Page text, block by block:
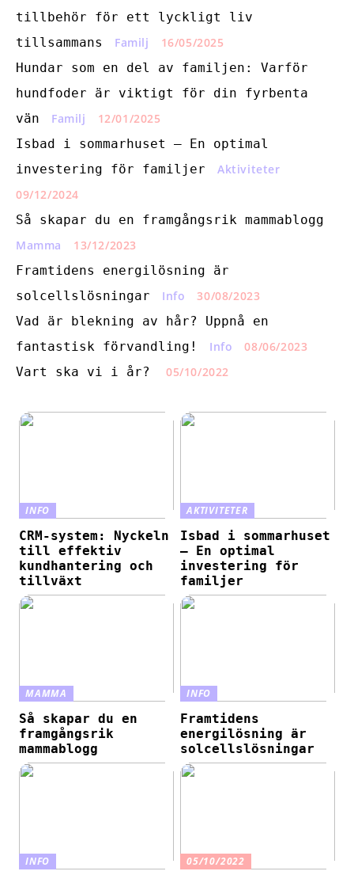
tillbehör för ett lyckligt liv
tillsammans
Familj
16/05/2025
Hundar som en del av familjen: Varför
hundfoder är viktigt för din fyrbenta
vän
Familj
12/01/2025
Isbad i sommarhuset – En optimal
investering för familjer
Aktiviteter
09/12/2024
Så skapar du en framgångsrik mammablogg
Mamma
13/12/2023
Framtidens energilösning är
solcellslösningar
Info
30/08/2023
Vad är blekning av hår? Uppnå en
fantastisk förvandling!
Info
08/06/2023
Vart ska vi i år?
05/10/2022
INFO
CRM-system: Nyckeln
till effektiv
kundhantering och
tillväxt
AKTIVITETER
Isbad i sommarhuset
– En optimal
investering för
familjer
MAMMA
Så skapar du en
framgångsrik
mammablogg
INFO
Framtidens
energilösning är
solcellslösningar
INFO 05/10/2022